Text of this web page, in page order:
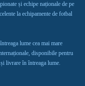
și echipe naționale de pe
la echipamente de fotbal
lume cea mai mare
disponibile pentru
livrare în întreaga lume.